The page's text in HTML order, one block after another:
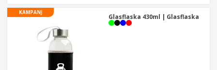
KAMPANJ
Glasflaska 430ml | Glasflaska